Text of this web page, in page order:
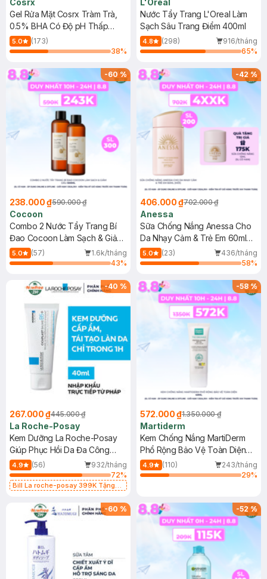
Cosrx
Gel Rửa Mặt Cosrx Tràm Trà,
0.5% BHA Có Độ pH Thấp
150ml
5.0
(173)
38%
L'Oreal
Nước Tẩy Trang L'Oreal Làm
Sạch Sâu Trang Điểm 400ml
4.8 (298)
916/tháng
65%
-60%
238.000 ₫590.000 ₫
Cocoon
Combo 2 Nước Tẩy Trang Bí
Đao Cocoon Làm Sạch & Giảm
Dầu 500ml
5.0 (57)
1.6k/tháng
43%
-42%
406.000 ₫702.000 ₫
Anessa
Sữa Chống Nắng Anessa Cho
Da Nhạy Cảm & Trẻ Em 60ml
(Mới)
5.0 (23)
436/tháng
58%
-40 %
267.000 ₫445.000 ₫
La Roche-Posay
Kem Dưỡng La Roche-Posay
Giúp Phục Hồi Da Đa Công
Dụng 40ml
4.9 (56)
932/tháng
72%
Bill La roche-posay 399K Tặng
(SL có hạn)
-58%
572.000 ₫1.350.000 ₫
Martiderm
Kem Chống Nắng MartiDerm
Phổ Rộng Bảo Vệ Toàn Diện
40ml
4.9 (110)
243/tháng
29%
-60 % -52%